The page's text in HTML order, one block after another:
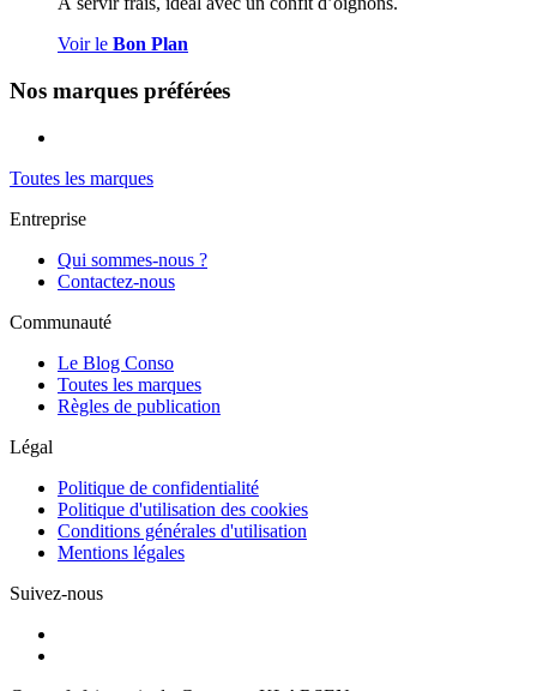
Voir le Bon Plan
Nos marques préférées
Toutes les marques
Entreprise
Qui sommes-nous ?
Contactez-nous
Communauté
Le Blog Conso
Toutes les marques
Règles de publication
Légal
Politique de confidentialité
Politique d'utilisation des cookies
Conditions générales d'utilisation
Mentions légales
Suivez-nous